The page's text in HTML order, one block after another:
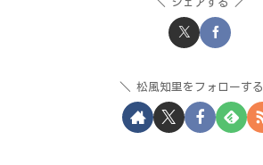
松風知里をフォローする